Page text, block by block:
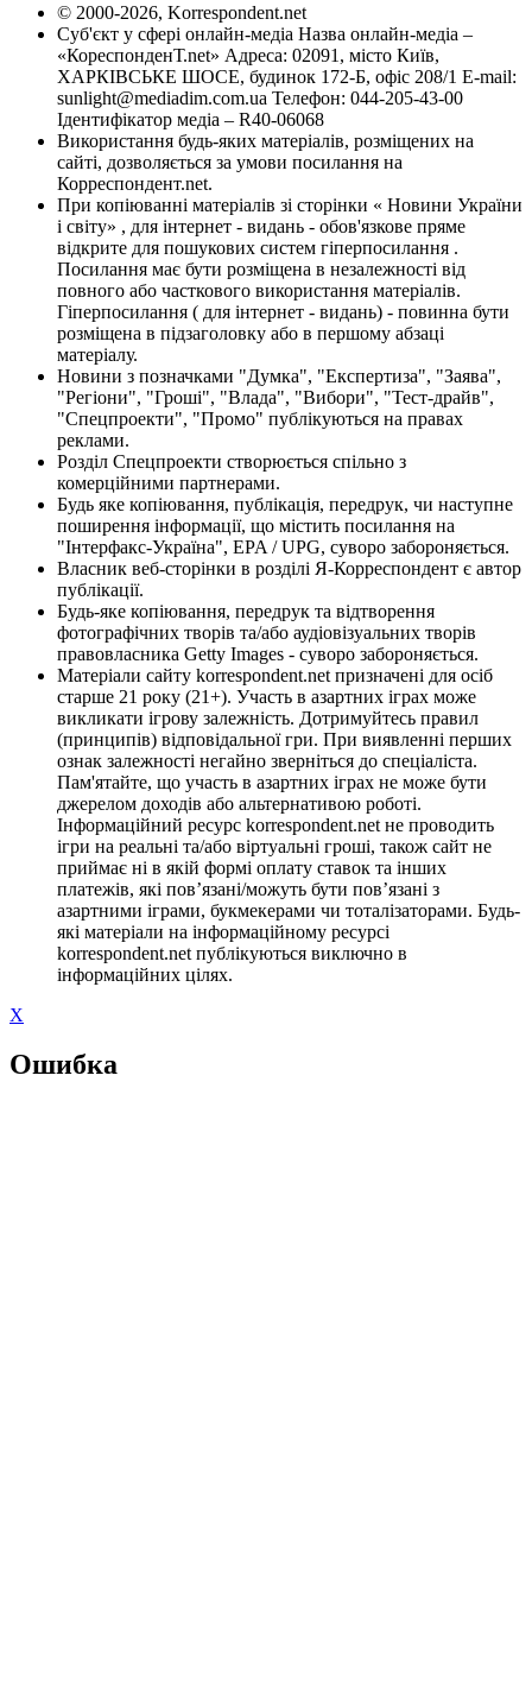
© 2000-2026, Korrespondent.net
Суб'єкт у сфері онлайн-медіа Назва онлайн-медіа –
«КореспонденТ.net» Адреса: 02091, місто Київ,
ХАРКІВСЬКЕ ШОСЕ, будинок 172-Б, офіс 208/1 E-mail:
sunlight@mediadim.com.ua Телефон: 044-205-43-00
Ідентифікатор медіа – R40-06068
Використання будь-яких матеріалів, розміщених на
сайті, дозволяється за умови посилання на
Корреспондент.net.
При копіюванні матеріалів зі сторінки « Новини України
і світу» , для інтернет - видань - обов'язкове пряме
відкрите для пошукових систем гіперпосилання .
Посилання має бути розміщена в незалежності від
повного або часткового використання матеріалів.
Гіперпосилання ( для інтернет - видань) - повинна бути
розміщена в підзаголовку або в першому абзаці
матеріалу.
Новини з позначками "Думка", "Експертиза", "Заява",
"Регіони", "Гроші", "Влада", "Вибори", "Тест-драйв",
"Спецпроекти", "Промо" публікуються на правах
реклами.
Розділ Спецпроекти створюється спільно з
комерційними партнерами.
Будь яке копіювання, публікація, передрук, чи наступне
поширення інформації, що містить посилання на
"Інтерфакс-Україна", EPA / UPG, суворо забороняється.
Власник веб-сторінки в розділі Я-Корреспондент є автор
публікації.
Будь-яке копіювання, передрук та відтворення
фотографічних творів та/або аудіовізуальних творів
правовласника Getty Images - суворо забороняється.
Матеріали сайту korrespondent.net призначені для осіб
старше 21 року (21+). Участь в азартних іграх може
викликати ігрову залежність. Дотримуйтесь правил
(принципів) відповідальної гри. При виявленні перших
ознак залежності негайно зверніться до спеціаліста.
Пам'ятайте, що участь в азартних іграх не може бути
джерелом доходів або альтернативою роботі.
Інформаційний ресурс korrespondent.net не проводить
ігри на реальні та/або віртуальні гроші, також сайт не
приймає ні в якій формі оплату ставок та інших
платежів, які пов’язані/можуть бути пов’язані з
азартними іграми, букмекерами чи тоталізаторами. Будь-
які матеріали на інформаційному ресурсі
korrespondent.net публікуються виключно в
інформаційних цілях.
X
Ошибка